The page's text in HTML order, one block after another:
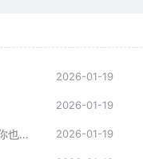
2026-01-19
2026-01-19
微信公众号活动策划方案新手该如何写?看完你也可以直接套用 2026-01-19